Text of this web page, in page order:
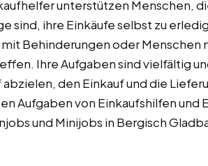
unterstützen Menschen,
sind, ihre Einkäufe selbst zu
Behinderungen oder Menschen
Ihre Aufgaben sind vielfältig
den Einkauf und die
Aufgaben von Einkaufshilfen und
und Minijobs in Bergisch